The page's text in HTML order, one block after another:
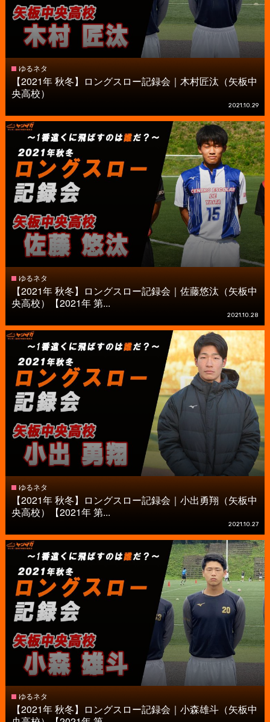
ゆるネタ
【2021年 秋冬】ロングスロー記録会｜木村匠汰（矢板中
央高校）
2021.10.29
ゆるネタ
【2021年 秋冬】ロングスロー記録会｜佐藤悠汰（矢板中
央高校）【2021年 第...
2021.10.28
ゆるネタ
【2021年 秋冬】ロングスロー記録会｜小出勇翔（矢板中
央高校）【2021年 第...
2021.10.27
ゆるネタ
【2021年 秋冬】ロングスロー記録会｜小森雄斗（矢板中